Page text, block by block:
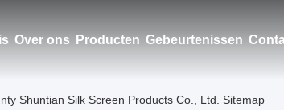
Over ons Producten Gebeurtenissen
Shuntian Silk Screen Products Co., Ltd. Sitemap